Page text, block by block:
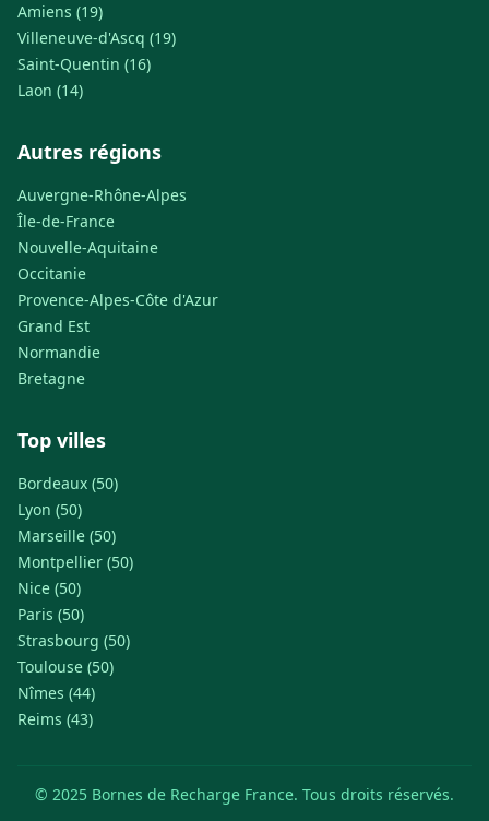
Amiens (19)
Villeneuve-d'Ascq (19)
Saint-Quentin (16)
Laon (14)
Autres régions
Auvergne-Rhône-Alpes
Île-de-France
Nouvelle-Aquitaine
Occitanie
Provence-Alpes-Côte d'Azur
Grand Est
Normandie
Bretagne
Top villes
Bordeaux (50)
Lyon (50)
Marseille (50)
Montpellier (50)
Nice (50)
Paris (50)
Strasbourg (50)
Toulouse (50)
Nîmes (44)
Reims (43)
© 2025 Bornes de Recharge France. Tous droits réservés.